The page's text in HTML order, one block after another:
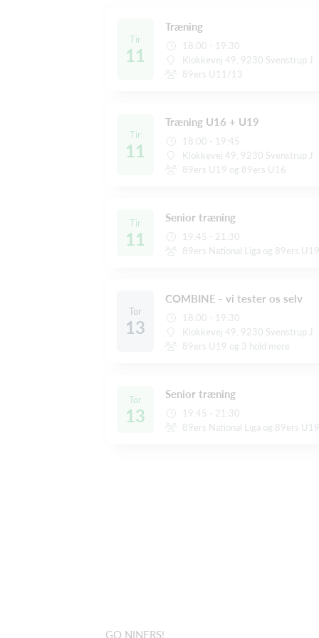
Tir
11
Træning
18:00 - 19:30
Klokkevej 49, 9230 Svenstrup J
89ers U11/13
Tir
11
Træning U16 + U19
18:00 - 19:45
Klokkevej 49, 9230 Svenstrup J
89ers U19 og 89ers U16
Tir
11
Senior træning
19:45 - 21:30
89ers National Liga og 89ers
Tor
13
COMBINE - vi tester os selv
18:00 - 19:30
Klokkevej 49, 9230 Svenstrup J
89ers U19 og 3 hold mere
Tor
13
Senior træning
19:45 - 21:30
89ers National Liga og 89ers
GO NINERS!